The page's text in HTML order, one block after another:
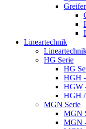
Lineartechnik
HG Serie
HG
HGH
HGW
HGH /
MGN Serie
MGN
MGN